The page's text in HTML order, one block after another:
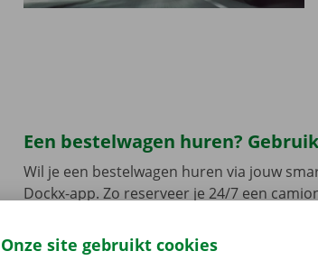
Een bestelwagen huren?
Wil je een bestelwagen huren via jouw
Dockx-app. Zo reserveer je 24/7 een
Service Shop. Bij het ophalen open je de
sleutel. Download de gratis app voor
Onze site gebruikt cookies